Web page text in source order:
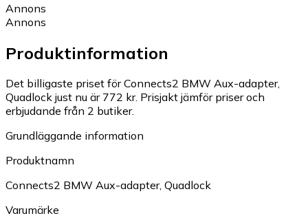
Annons
Annons
Produktinformation
Det billigaste priset för Connects2 BMW Aux-adapter,
Quadlock just nu är 772 kr. Prisjakt jämför priser och
erbjudande från 2 butiker.
Grundläggande information
Produktnamn
Connects2 BMW Aux-adapter, Quadlock
Varumärke